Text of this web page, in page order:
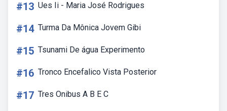
#13 Ues Ii - Maria José Rodrigues
#14 Turma Da Mônica Jovem Gibi
#15 Tsunami De água Experimento
#16 Tronco Encefalico Vista Posterior
#17 Tres Onibus A B E C